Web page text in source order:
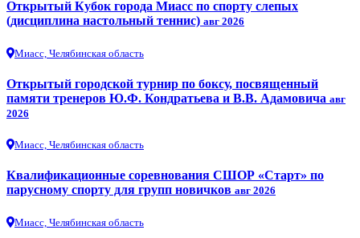
Открытый Кубок города Миасс по спорту слепых
(дисциплина настольный теннис) авг 2026
Миасс, Челябинская область
Открытый городской турнир по боксу, посвященный
памяти тренеров Ю.Ф. Кондратьева и В.В. Адамовича авг
2026
Миасс, Челябинская область
Квалификационные соревнования СШОР «Старт» по
парусному спорту для групп новичков авг 2026
Миасс, Челябинская область